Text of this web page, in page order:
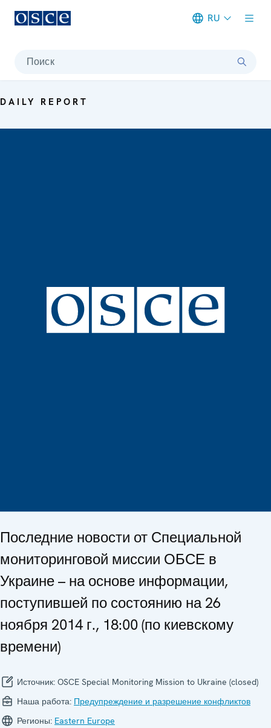
RU
Поиск
DAILY REPORT
Последние новости от Специальной
мониторинговой миссии ОБСЕ в
Украине – на основе информации,
поступившей по состоянию на 26
ноября 2014 г., 18:00 (по киевскому
времени)
Источник: OSCE Special Monitoring Mission to Ukraine (closed)
Наша работа: Предупреждение и разрешение конфликтов
Регионы: Eastern Europe